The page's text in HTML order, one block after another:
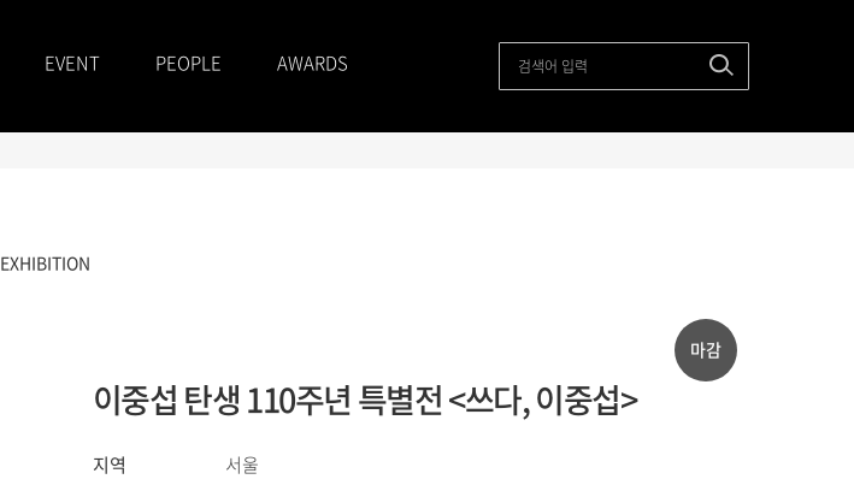
EVENT PEOPLE AWARDS
EXHIBITION
마감
이중섭 탄생 110주년 특별전 <쓰다, 이중섭>
지역
서울